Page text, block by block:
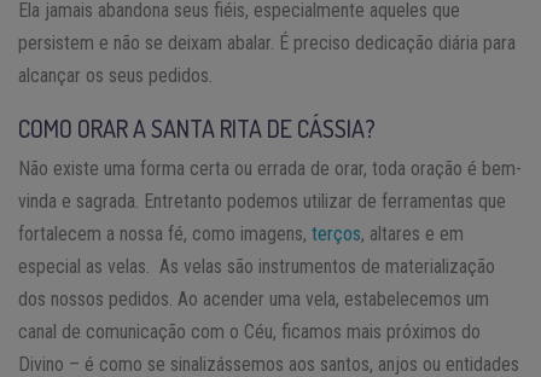
Ela jamais abandona seus fiéis, especialmente aqueles que
persistem e não se deixam abalar. É preciso dedicação diária para
alcançar os seus pedidos.
COMO ORAR A SANTA RITA DE CÁSSIA?
Não existe uma forma certa ou errada de orar, toda oração é bem-
vinda e sagrada. Entretanto podemos utilizar de ferramentas que
fortalecem a nossa fé, como imagens, terços, altares e em
especial as velas. As velas são instrumentos de materialização
dos nossos pedidos. Ao acender uma vela, estabelecemos um
canal de comunicação com o Céu, ficamos mais próximos do
Divino – é como se sinalizássemos aos santos, anjos ou entidades